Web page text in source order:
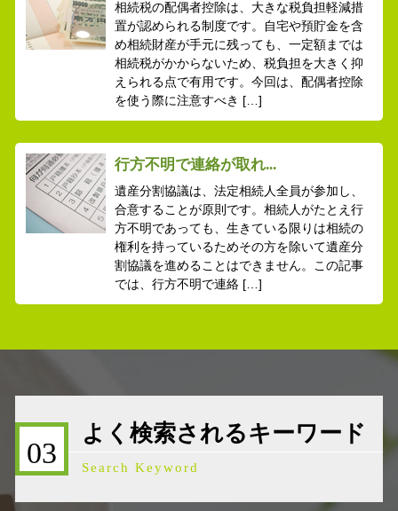
相続税の配偶者控除は、大きな税負担軽減措
置が認められる制度です。自宅や預貯金を含
め相続財産が手元に残っても、一定額までは
相続税がかからないため、税負担を大きく抑
えられる点で有用です。今回は、配偶者控除
を使う際に注意すべき […]
行方不明で連絡が取れ...
遺産分割協議は、法定相続人全員が参加し、
合意することが原則です。相続人がたとえ行
方不明であっても、生きている限りは相続の
権利を持っているためその方を除いて遺産分
割協議を進めることはできません。この記事
では、行方不明で連絡 […]
03
よく検索されるキーワード
Search Keyword